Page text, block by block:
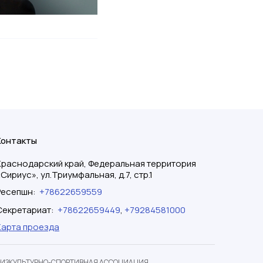
край, Федеральная территория
ул.Триумфальная, д.7, стр.1
: +78622659559
: +78622659449, +79284581000
проезда